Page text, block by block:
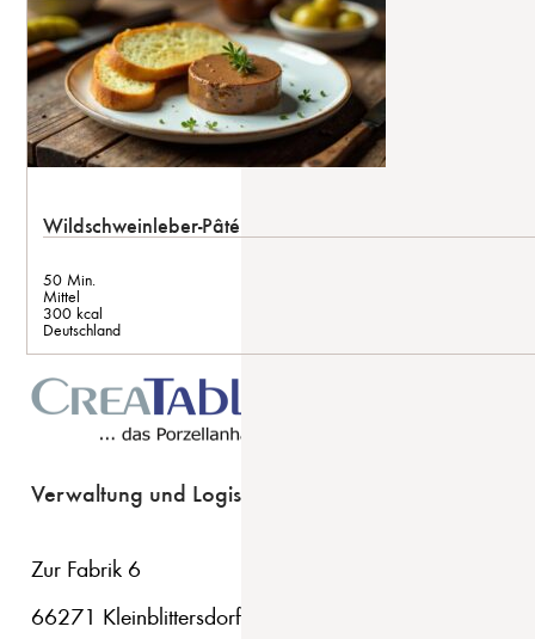
Wildschweinleber-Pâté
50 Min.
Mittel
300 kcal
Deutschland
Verwaltung und Logistik
Zur Fabrik 6
66271 Kleinblittersdorf